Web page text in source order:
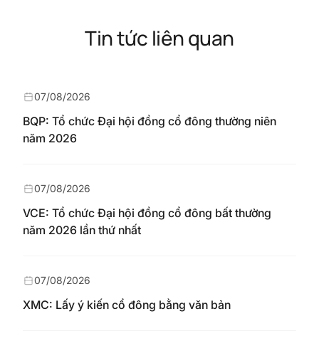
Tin tức liên quan
BQP: Tổ chức Đại hội đồng cổ đông thường niên
năm 2026
07/08/2026
VCE: Tổ chức Đại hội đồng cổ đông bất thường
năm 2026 lần thứ nhất
07/08/2026
XMC: Lấy ý kiến cổ đông bằng văn bản
07/08/2026